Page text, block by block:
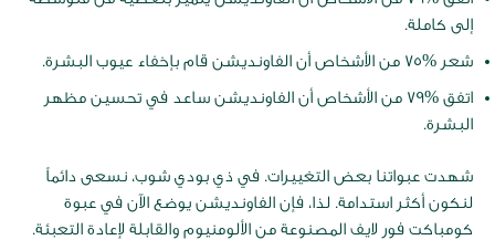
إلى كاملة.
شعر %75 من الأشخاص أن الفاونديشن قام بإخفاء عيوب البشرة.
اتفق %79 من الأشخاص أن الفاونديشن ساعد في تحسين مظهر
البشرة.
شهدت عبواتنا بعض التغييرات. في ذي بودي شوب، نسعى دائماً
لنكون أكثر استدامة. لذا، فإن الفاونديشن يوضع الآن في عبوة
كومباكت فور لايف المصنوعة من الألومنيوم والقابلة لإعادة التعبئة.